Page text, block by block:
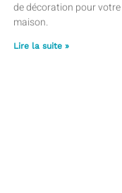
de décoration pour votre
maison.
Lire la suite »